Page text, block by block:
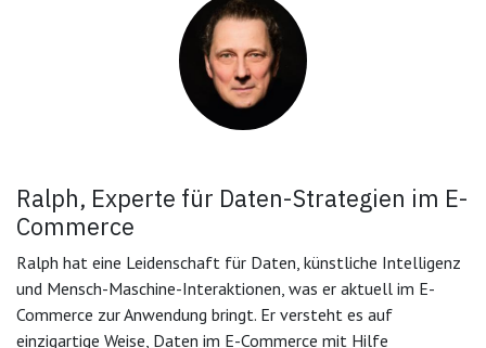
Ralph, Experte für Daten-Strategien im E-
Commerce
Ralph hat eine Leidenschaft für Daten, künstliche Intelligenz
und Mensch-Maschine-Interaktionen, was er aktuell im E-
Commerce zur Anwendung bringt. Er versteht es auf
einzigartige Weise, Daten im E-Commerce mit Hilfe